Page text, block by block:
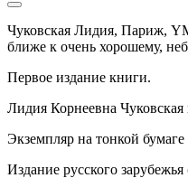
Чуковская Лидия, Париж,
ближе к очень хорошему,
Первое издание книги.
Лидия Корнеевна
Экземпляр на тонкой
Издание русского